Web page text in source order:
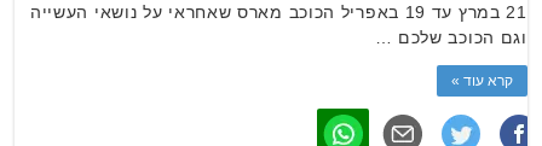
21 במרץ עד 19 באפריל הכוכב מארס שאחראי על נושאי העשייה
וגם הכוכב שלכם …
קרא עוד »